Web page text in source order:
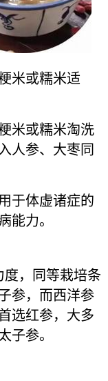
米或糯米适
米或糯米淘洗
人参、大枣同
于体虚诸症的
能力。
，同等栽培条
参，而西洋参
选红参，大多
子参。